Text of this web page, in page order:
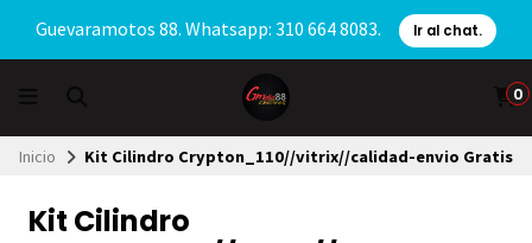
Guevaramotos 88. Whatsapp: 310 664 8083. Ir al chat.
0
Inicio Kit Cilindro Crypton_110//vitrix//calidad-envio Gratis
Kit Cilindro